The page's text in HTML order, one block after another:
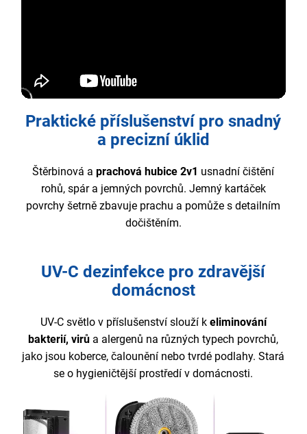
Praktické příslušenství pro snadný
a precizní úklid
Štěrbinová aprachová hubice 2v1 usnadní čištění
rohů, spár a jemných povrchů. Jemný kartáček
povrchy šetrně zbavuje prachu a pomůže s detailním
dočištěním.
UV-C dezinfekce pro zdravější
domácnost
UV-C světlo v příslušenství slouží k eliminování
bakterií, virů a alergenů na různých typech povrchů,
jako jsou koberce, čalounění nebo tvrdé podlahy. Stará
se o hygieničtější prostředí v domácnosti.